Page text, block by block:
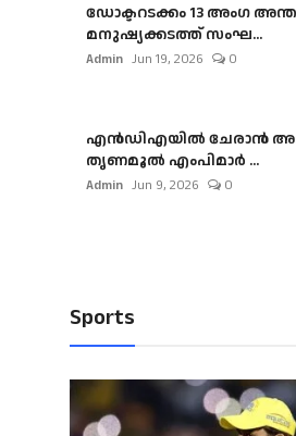
ഡോക്ടറടക്കം 13 അംഗ
മനുഷ്യക്കടത്ത് സംഘ...
Admin Jun 19, 2026 0
എൻഡിഎയിൽ ചേരാൻ
തൃണമൂൽ എംപിമാർ ...
Admin Jun 9, 2026 0
Sports